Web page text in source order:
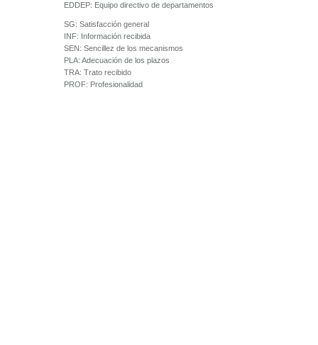
EDDEP: Equipo directivo de departamentos
SG: Satisfacción general
INF: Información recibida
SEN: Sencillez de los mecanismos
PLA: Adecuación de los plazos
TRA: Trato recibido
PROF: Profesionalidad